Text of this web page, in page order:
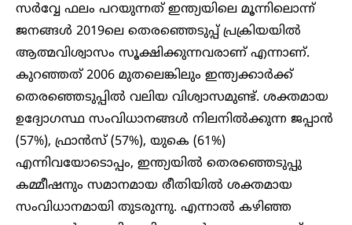
സർവ്വേ ഫലം പറയുന്നത് ഇന്ത്യയിലെ മൂന്നിലൊന്ന്
ജനങ്ങൾ 2019ലെ തെരഞ്ഞെടുപ്പ് പ്രക്രിയയിൽ
ആത്മവിശ്വാസം സൂക്ഷിക്കുന്നവരാണ് എന്നാണ്.
കുറഞ്ഞത് 2006 മുതലെങ്കിലും ഇന്ത്യക്കാർക്ക്
തെരഞ്ഞെടുപ്പിൽ വലിയ വിശ്വാസമുണ്ട്. ശക്തമായ
ഉദ്യോഗസ്ഥ സംവിധാനങ്ങൾ നിലനിൽക്കുന്ന ജപ്പാൻ
(57%), ഫ്രാൻസ് (57%), യുകെ (61%)
എന്നിവയോടൊപ്പം, ഇന്ത്യയിൽ തെരഞ്ഞെടുപ്പു
കമ്മീഷനും സമാനമായ രീതിയിൽ ശക്തമായ
സംവിധാനമായി തുടരുന്നു. എന്നാൽ കഴിഞ്ഞ